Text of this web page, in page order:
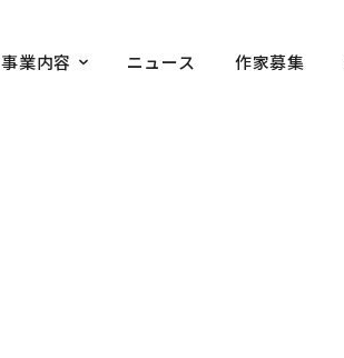
事業内容 ニュース 作家募集